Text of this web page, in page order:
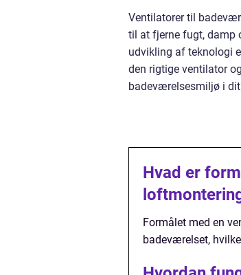
Ventilatorer til
til at fjerne fugt, damp
udvikling af teknologi
den rigtige ventilator
badeværelsesmiljø i
Hvad er
Formålet med en
badeværelset,